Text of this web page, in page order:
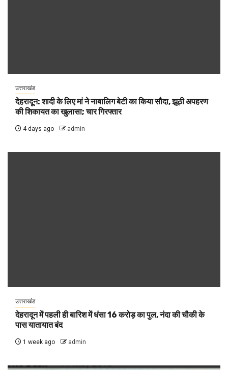
उत्तराखंड
देहरादून: शादी के लिए मां ने नाबालिग बेटी का किया सौदा, झूठी अपहरण
की शिकायत का खुलासा; चार गिरफ्तार
4 days ago admin
उत्तराखंड
देहरादून में पहली ही बारिश में धंसा 16 करोड़ का पुल, नंदा की चौकी के
पास यातायात बंद
1 week ago admin